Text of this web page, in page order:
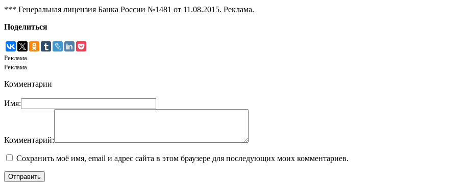
*** Генеральная лицензия Банка России №1481 от 11.08.2015. Реклама.
Поделиться
Реклама.
Реклама.
Комментарии
Имя:
Комментарий:
Сохранить моё имя, email и адрес сайта в этом браузере для последующих моих комментариев.